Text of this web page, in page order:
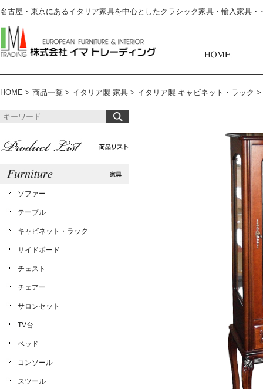
名古屋・東京にあるイタリア家具を中心としたクラシック家具・輸入家具
HOME > 商品一覧 > イタリア製 家具 > イタリア製 キャビネット・ラック >
ソファー
テーブル
キャビネット・ラック
サイドボード
チェスト
チェアー
サロンセット
TV台
ベッド
コンソール
スツール